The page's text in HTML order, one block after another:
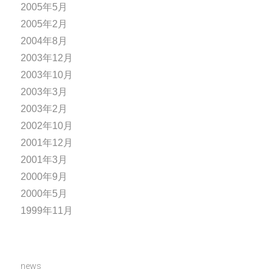
2005年5月
2005年2月
2004年8月
2003年12月
2003年10月
2003年3月
2003年2月
2002年10月
2001年12月
2001年3月
2000年9月
2000年5月
1999年11月
news